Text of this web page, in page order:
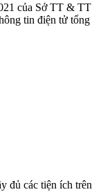
của Sở TT & TT
tin điện tử tổng
đủ các tiện ích trên